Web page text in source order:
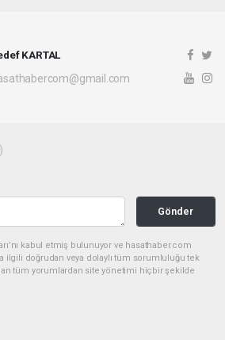
KARTAL
Gönder
kabul etmiş bulunuyor ve hasathaber.com
ilgili doğrudan veya dolaylı tüm sorumluluğu tek
tüm yorumlardan site yönetimi hiçbir şekilde